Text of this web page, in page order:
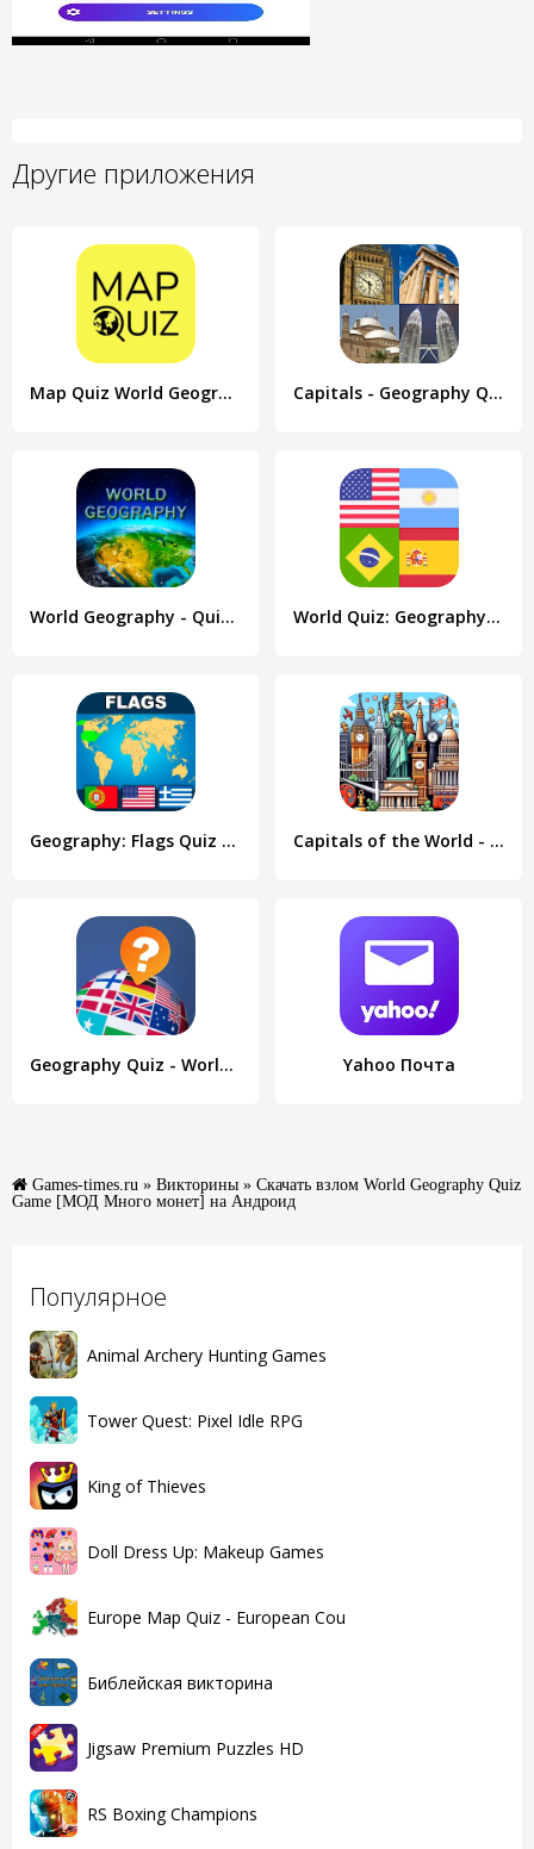
Популярное
Animal Archery Hunting Games
Tower Quest: Pixel Idle RPG
King of Thieves
Doll Dress Up: Makeup Games
Europe Map Quiz - European Cou
Библейская викторина
Jigsaw Premium Puzzles HD
RS Boxing Champions
Другие приложения
Map Quiz World Geography Capitals - Geography Quiz
World Geography - Quiz Game World Quiz: Geography games
Geography: Flags Quiz Game Capitals of the World - Quiz 1
Geography Quiz - World Flags 1 Yahoo Почта
Games-times.ru » Викторины » Скачать взлом World Geography Quiz
Game [МОД Много монет] на Андроид